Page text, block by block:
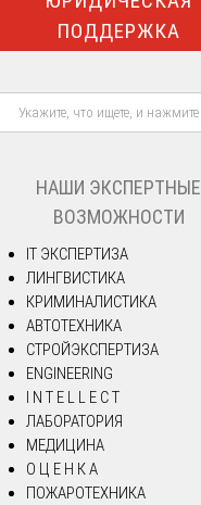
ПОДДЕРЖКА
НАШИ ЭКСПЕРТНЫЕ
ВОЗМОЖНОСТИ
IT ЭКСПЕРТИЗА
ЛИНГВИСТИКА
КРИМИНАЛИСТИКА
АВТОТЕХНИКА
СТРОЙЭКСПЕРТИЗА
ENGINEERING
I N T E L L E C T
ЛАБОРАТОРИЯ
МЕДИЦИНА
О Ц Е Н К А
ПОЖАРОТЕХНИКА